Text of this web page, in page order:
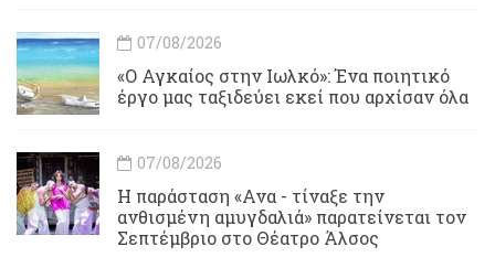
07/08/2026
«Ο Αγκαίος στην Ιωλκό»: Ένα ποιητικό
έργο μας ταξιδεύει εκεί που αρχίσαν όλα
07/08/2026
Η παράσταση «Ανα - τίναξε την
ανθισμένη αμυγδαλιά» παρατείνεται τον
Σεπτέμβριο στο Θέατρο Άλσος